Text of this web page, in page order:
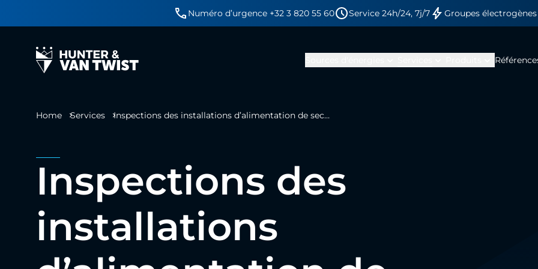
Numéro d’urgence +32 3 820 55 60 Service 24h/24, 7j/7 Groupes
Home Services Inspections des installations d’alimentation de secours
Inspections des
installations